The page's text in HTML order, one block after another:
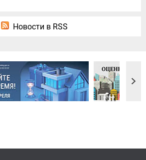
Новости в RSS